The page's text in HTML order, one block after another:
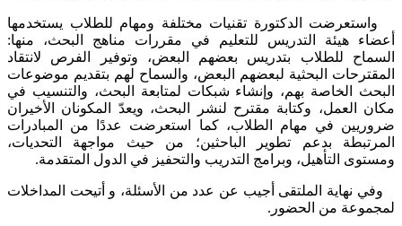
واستعرضت الدكتورة تقنيات مختلفة ومهام للطلاب يستخدمها
أعضاء هيئة التدريس للتعليم في مقررات مناهج البحث، منها:
السماح للطلاب بتدريس بعضهم البعض، وتوفير الفرص لانتقاد
المقترحات البحثية لبعضهم البعض، والسماح لهم بتقديم موضوعات
البحث الخاصة بهم، وإنشاء شبكات لمتابعة البحث، والتنسيب في
مكان العمل، وكتابة مقترح لنشر البحث، ويعدّ المكونان الأخيران
ضروريين في مهام الطلاب، كما استعرضت عددًا من المبادرات
المرتبطة بدعم تطوير الباحثين؛ من حيث مواجهة التحديات،
ومستوى التأهيل، وبرامج التدريب والتحفيز في الدول المتقدمة.
وفي نهاية الملتقى أجيب عن عدد من الأسئلة، و ​أتيحت المداخلات
لمجموعة من الحضور.